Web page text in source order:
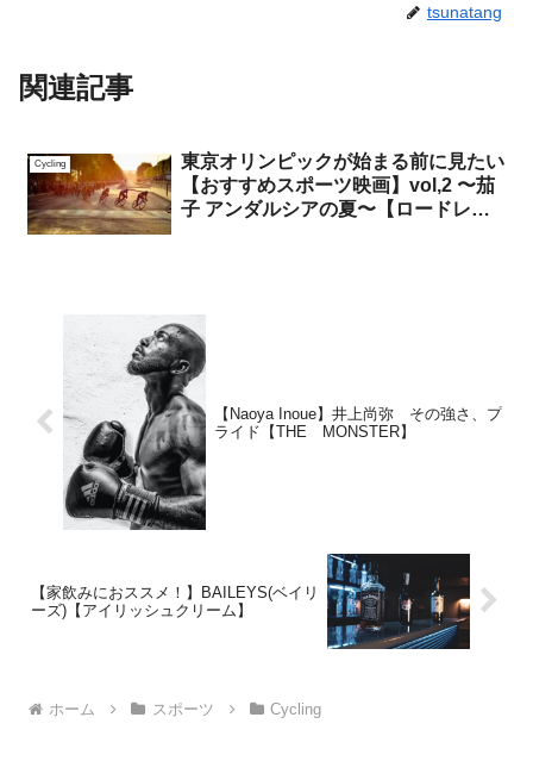
tsunatang
関連記事
Cycling
東京オリンピックが始まる前に見たい
【おすすめスポーツ映画】vol,2 〜茄
子 アンダルシアの夏〜【ロードレー
【Naoya Inoue】井上尚弥 その強さ、プ
ライド【THE MONSTER】
【家飲みにおススメ！】BAILEYS(ベイリ
ーズ)【アイリッシュクリーム】
ホーム スポーツ Cycling